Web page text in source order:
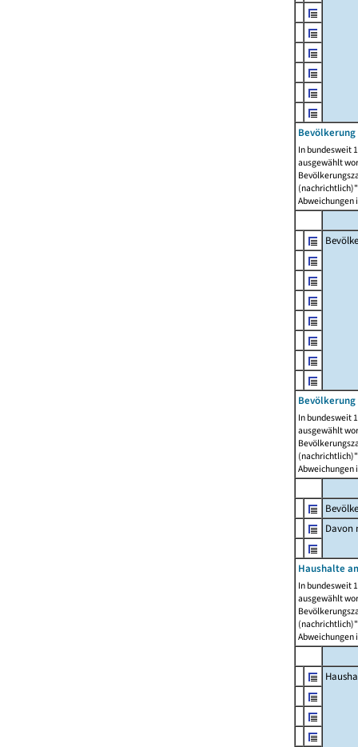
In bundesweit
ausgewählt
Abweichungen
In bundesweit
ausgewählt
Abweichungen
Davon
Haushalte
In bundesweit
ausgewählt
Abweichungen